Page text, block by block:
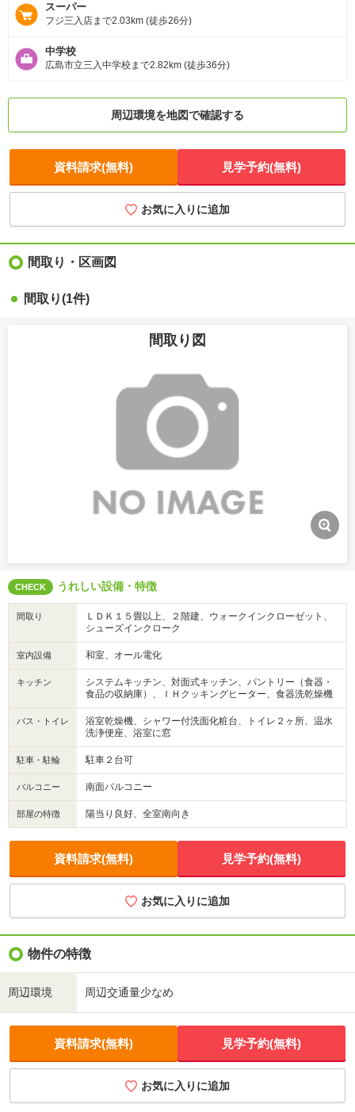
スーパー
フジ三入店まで2.03km (徒歩26分)
中学校
広島市立三入中学校まで2.82km (徒歩36分)
周辺環境を地図で確認する
資料請求(無料) 見学予約(無料)
お気に入りに追加
間取り・区画図
間取り(1件)
間取り図
CHECK うれしい設備・特徴
間取り
ＬＤＫ１５畳以上、２階建、ウォークインクローゼット、
シューズインクローク
室内設備 和室、オール電化
キッチン
システムキッチン、対面式キッチン、パントリー（食器・
食品の収納庫）、ＩＨクッキングヒーター、食器洗乾燥機
バス・トイレ
浴室乾燥機、シャワー付洗面化粧台、トイレ２ヶ所、温水
洗浄便座、浴室に窓
駐車・駐輪 駐車２台可
バルコニー 南面バルコニー
部屋の特徴 陽当り良好、全室南向き
資料請求(無料) 見学予約(無料)
お気に入りに追加
物件の特徴
周辺環境 周辺交通量少なめ
資料請求(無料) 見学予約(無料)
お気に入りに追加